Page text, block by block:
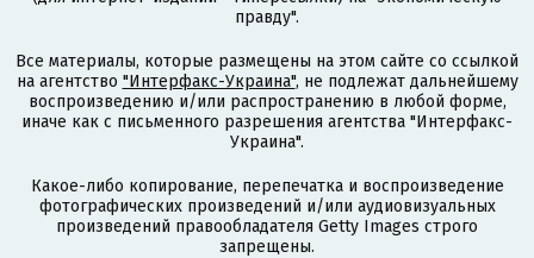
правду".
Все материалы, которые размещены на этом сайте со ссылкой
на агентство "Интерфакс-Украина", не подлежат дальнейшему
воспроизведению и/или распространению в любой форме,
иначе как с письменного разрешения агентства "Интерфакс-
Украина".
Какое-либо копирование, перепечатка и воспроизведение
фотографических произведений и/или аудиовизуальных
произведений правообладателя Getty Images строго
запрещены.